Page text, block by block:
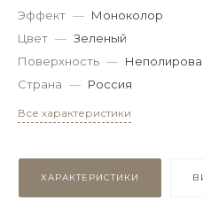
Эффект — Моноколор
Цвет — Зеленый
Поверхность —
Страна — Россия
Все характеристики
ХАРАКТЕРИСТИКИ